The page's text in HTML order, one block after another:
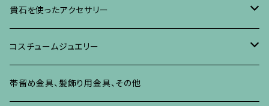
ブレスレット、その他
イヤリング、ピアス
ブローチ
イヤリング、ピアス
朴の木やポプラに蒔絵のアクセサリー
ブローチ
イヤリング・ピアス
その他の蒔絵のアクセサリー
ネックレス、ペンダント
リング
ブレスレット、バングル、その他
イヤリング、ピアス
ネックレス、ペンダント
リング
ブローチ
イヤリング、ピアス
ネックレス、ペンダント
貴石を使ったアクセサリー
ブローチ
イヤリング、ピアス
コスチュームジュエリー
ブローチ
帯留め金具、髪飾り用金具、その他